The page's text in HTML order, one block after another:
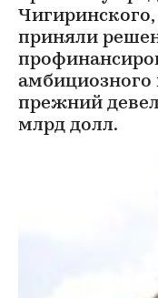
приняли
амбициозного
прежний
млрд долл.